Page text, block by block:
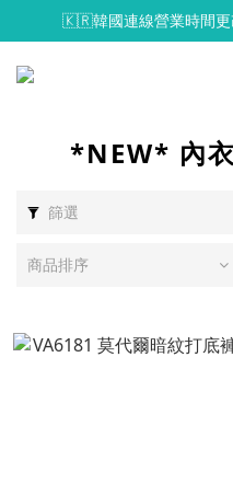
🇰🇷韓國連線營業時間更
*NEW* 內
篩選
商品排序